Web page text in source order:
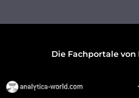
Die Fachportale von